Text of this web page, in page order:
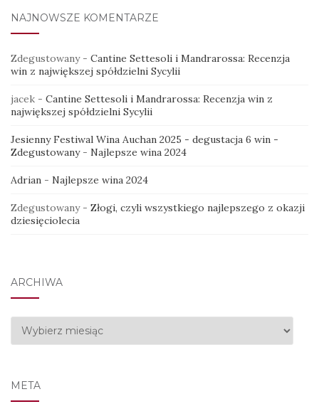
12,5
Szykujcie się na 6. Lubuski Festiwal
NAJNOWSZE KOMENTARZE
Zdegustowany- Cantine Settesoli i Mandrarossa: Recenzja
win z największej spółdzielni Sycylii
jacek - Cantine Settesoli i Mandrarossa: Recenzja win z
największej spółdzielni Sycylii
Jesienny Festiwal Wina Auchan 2025 - degustacja 6 win -
Zdegustowany- Najlepsze wina 2024
Adrian - Najlepsze wina 2024
Zdegustowany- Złogi, czyli wszystkiego najlepszego z okazji
dziesięciolecia
ARCHIWA
Archiwa
META